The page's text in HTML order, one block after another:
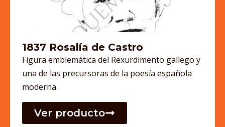
1837 Rosalía de Castro
Figura emblemática del Rexurdimento gallego y
una de las precursoras de la poesía española
moderna.
Ver producto